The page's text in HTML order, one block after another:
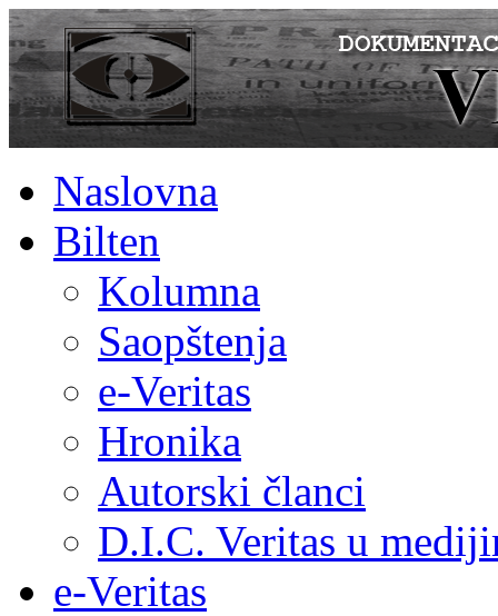
Naslovna
Bilten
Kolumna
Saopštenja
e-Veritas
Hronika
Autorski članci
D.I.C. Veritas u
e-Veritas